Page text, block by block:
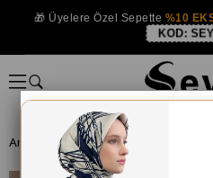
🎁 Üyelere Özel Sepette %10
KOD:
Anasayfa ŞAL Belli Şal